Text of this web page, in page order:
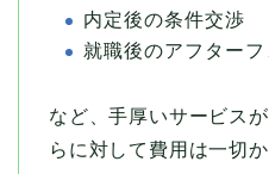
内定後の条件交渉
就職後のアフターフ
など、手厚いサービス
らに対して費用は一切か